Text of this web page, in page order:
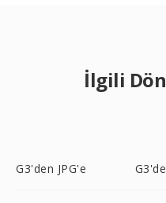
İlgili
G3'den JPG'e